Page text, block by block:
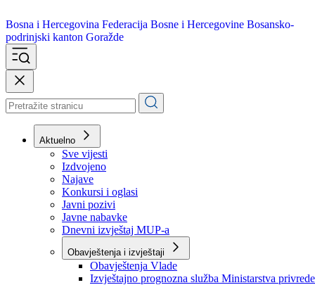
Bosna i Hercegovina
podrinjski kanton Goražde
Aktuelno
Sve vijesti
Izdvojeno
Najave
Konkursi i oglasi
Javni pozivi
Javne nabavke
Dnevni izvještaj MUP-a